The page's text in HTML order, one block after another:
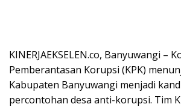
KINERJAEKSELEN.co, Banyuwangi –
Pemberantasan Korupsi (KPK)
Kabupaten Banyuwangi menjadi
percontohan desa anti-korupsi. Tim